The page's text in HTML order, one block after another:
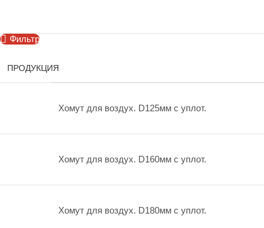
Фильтр
ПРОДУКЦИЯ
Хомут для воздух. D125мм с уплот.
Хомут для воздух. D160мм с уплот.
Хомут для воздух. D180мм с уплот.